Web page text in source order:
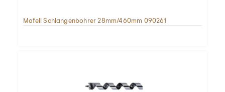
Mafell Schlangenbohrer 28mm/460mm 090261